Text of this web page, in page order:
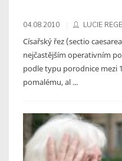
04.08.2010 LUCIE
Císařský řez (sectio
nejčastějším operativním
podle typu porodnice mezi
pomalému, al ...